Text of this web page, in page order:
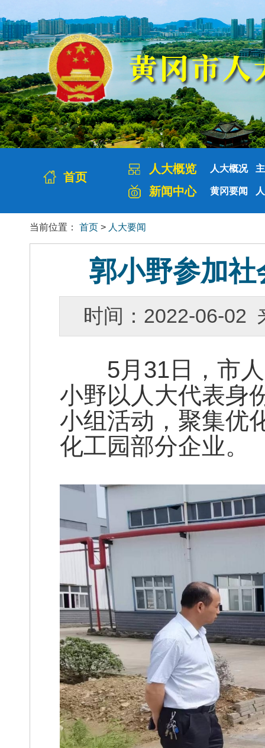
首页
人大概览 人大概况
新闻中心 黄冈要闻
当前位置： 首页 > 人大要闻
郭小野参加
时间：2022-06-
5月31日，市人
小野以人大代表身
小组活动，聚集优
化工园部分企业。